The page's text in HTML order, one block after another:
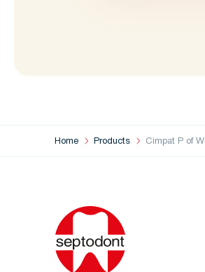
Home Products Cimpat P of W